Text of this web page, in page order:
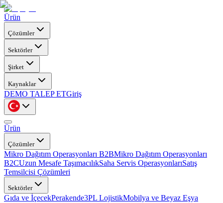
Ürün
Çözümler
Sektörler
Şirket
Kaynaklar
DEMO TALEP ETGiriş
Ürün
Çözümler
Mikro Dağıtım Operasyonları B2BMikro Dağıtım Operasyonları
B2CUzun Mesafe TaşımacılıkSaha Servis OperasyonlarıSatış
Temsilcisi Çözümleri
Sektörler
Gıda ve İçecekPerakende3PL LojistikMobilya ve Beyaz Eşya